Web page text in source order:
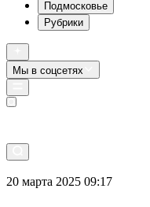
Подмосковье
Рубрики
Мы в соцсетях
20 марта 2025 09:17